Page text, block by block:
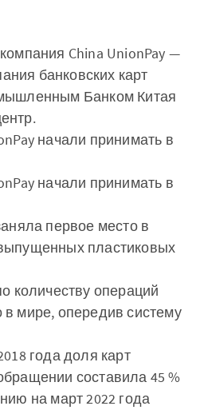
China UnionPay —
банковских карт
Банком Китая
начали принимать в
начали принимать в
первое место в
пластиковых
количеству операций
мире, опередив систему
года доля карт
составила 45 %
на март 2022 года